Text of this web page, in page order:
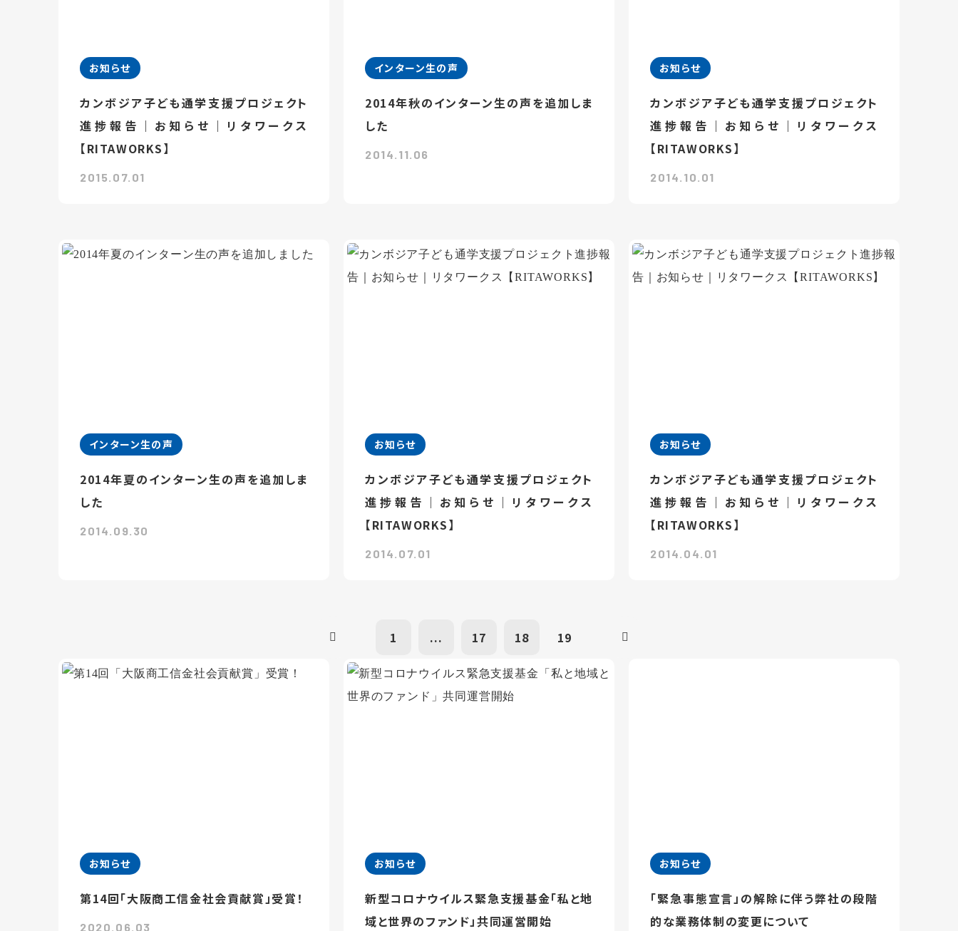
お知らせ
カンボジア子ども通学支援プロジェクト
進捗報告｜お知らせ｜リタワークス
【RITAWORKS】
2015.07.01
インターン生の声
2014年秋のインターン生の声を追加しま
した
2014.11.06
お知らせ
カンボジア子ども通学支援プロジェクト
進捗報告｜お知らせ｜リタワークス
【RITAWORKS】
2014.10.01
インターン生の声
2014年夏のインターン生の声を追加しま
した
2014.09.30
お知らせ
カンボジア子ども通学支援プロジェクト
進捗報告｜お知らせ｜リタワークス
【RITAWORKS】
2014.07.01
お知らせ
カンボジア子ども通学支援プロジェクト
進捗報告｜お知らせ｜リタワークス
【RITAWORKS】
2014.04.01
1 ... 17 18 19
お知らせ
第14回「大阪商工信金社会貢献賞」受賞！
2020.06.03
お知らせ
新型コロナウイルス緊急支援基金「私と地
域と世界のファンド」共同運営開始
お知らせ
「緊急事態宣言」の解除に伴う弊社の段階
的な業務体制の変更について